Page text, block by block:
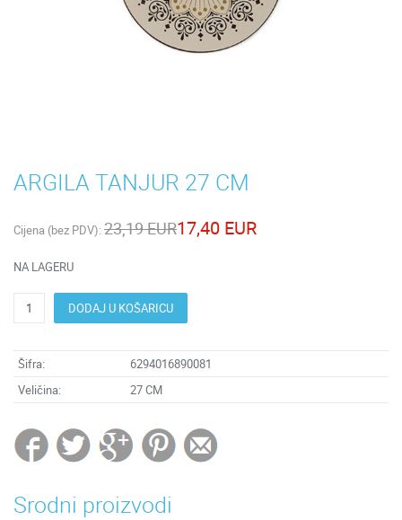
ARGILA TANJUR 27 CM
Cijena (bez PDV): 23,19 EUR17,40 EUR
NA LAGERU
DODAJ U KOŠARICU
Šifra:
6294016890081
Veličina:
27 CM
Srodni proizvodi